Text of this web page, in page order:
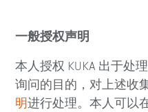
一般授权声明
本人授权 KUKA 出于处
询问的目的，对上述收
明进行处理。本人可以